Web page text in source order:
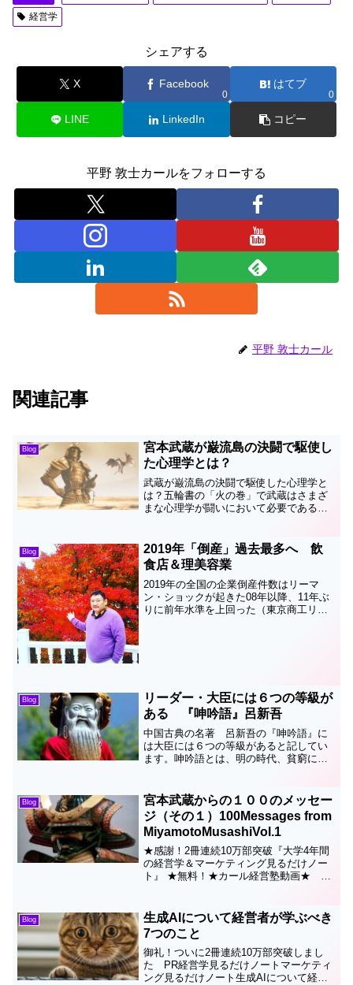
b
k
n
経営学
シェアする
X Facebook
0
はてブ
0
LINE LinkedIn コピー
平野 敦士カールをフォローする
平野 敦士カール
関連記事
Blog
宮本武蔵が巌流島の決闘で駆使し
た心理学とは？
武蔵が巌流島の決闘で駆使した心理学と
は？五輪書の「火の巻」で武蔵はさまざ
まな心理学が闘いにおいて必要であるこ
す。佐々木小次郎は、武者修行のため諸
国を遍歴し、｢燕返し｣の...
Blog
2019年「倒産」過去最多へ 飲
食店＆理美容業
2019年の全国の企業倒産件数はリーマ
ン・ショックが起きた08年以降、11年ぶ
りに前年水準を上回った（東京商工リサ
Blog
リーダー・大臣には６つの等級が
ある 『呻吟語』呂新吾
中国古典の名著 呂新吾の『呻吟語』に
は大臣には６つの等級があると記してい
ます。呻吟語とは、明の時代、貧窮にあ
は政治家に限らずリーダーにも当てはま
ると思いますのでご参考ま...
Blog
宮本武蔵からの１００のメッセー
ジ（その１）100Messages from
MiyamotoMusashiVol.1
★感謝！2冊連続10万部突破『大学4年間
の経営学＆マーケティング見るだけノー
ト』 ★無料！★カール経営塾動画★ 最
っている 佐々木小次郎との巌流島の決闘
なども知っ...
Blog
生成AIについて経営者が学ぶべき
7つのこと
御礼！ついに2冊連続10万部突破しまし
た PR経営学見るだけノートマーケティ
ング見るだけノート生成AIについて経営